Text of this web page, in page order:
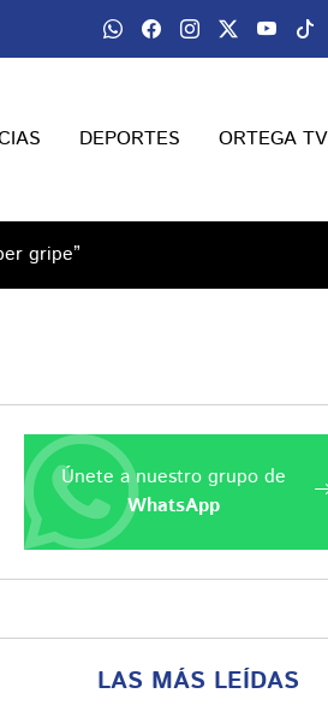
DEPORTES ORTEGA TV
gripe”
Únete a nuestro grupo de
WhatsApp
LAS MÁS LEÍDAS